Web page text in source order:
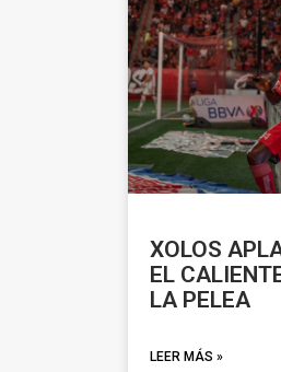
XOLOS
EL
LA PELEA
LEER MÁS »